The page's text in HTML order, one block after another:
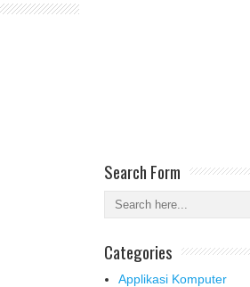
Search Form
Categories
Applikasi Komputer